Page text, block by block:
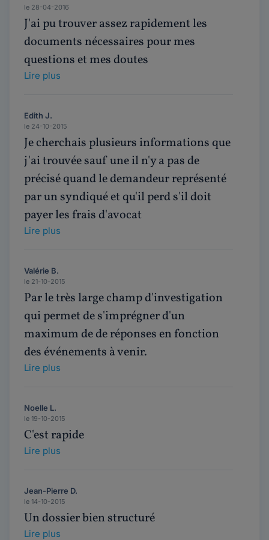
le 28-04-2016
J'ai pu trouver assez rapidement les
documents nécessaires pour mes
questions et mes doutes
Lire plus
Edith J.
le 24-10-2015
Je cherchais plusieurs informations que
j'ai trouvée sauf une il n'y a pas de
précisé quand le demandeur représenté
par un syndiqué et qu'il perd s'il doit
payer les frais d'avocat
Lire plus
Valérie B.
le 21-10-2015
Par le très large champ d'investigation
qui permet de s'imprégner d'un
maximum de de réponses en fonction
des événements à venir.
Lire plus
Noelle L.
le 19-10-2015
C'est rapide
Lire plus
Jean-Pierre D.
le 14-10-2015
Un dossier bien structuré
Lire plus